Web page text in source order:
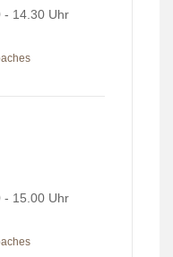
- 14.30 Uhr
- 15.00 Uhr